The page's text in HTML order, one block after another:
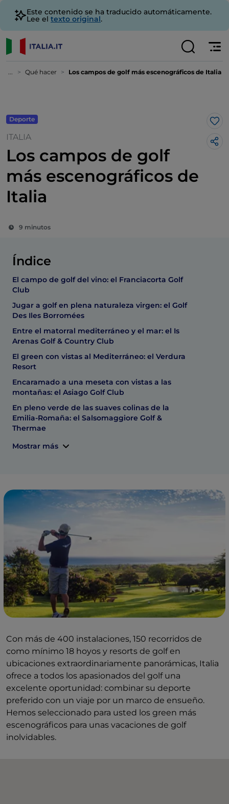
Este contenido se ha traducido automáticamente.
Lee el texto original.
... Qué hacer Los campos de golf más escenográficos de Italia
Deporte
ITALIA
Los campos de golf
más escenográficos de
Italia
9 minutos
Me
Índice
El campo de golf del vino: el Franciacorta Golf
Club
Jugar a golf en plena naturaleza virgen: el Golf
Des Iles Borromées
Entre el matorral mediterráneo y el mar: el Is
Arenas Golf & Country Club
El green con vistas al Mediterráneo: el Verdura
Resort
Encaramado a una meseta con vistas a las
montañas: el Asiago Golf Club
En pleno verde de las suaves colinas de la
Emilia-Romaña: el Salsomaggiore Golf &
Thermae
Mostrar más
Con más de 400 instalaciones, 150 recorridos de
como mínimo 18 hoyos y resorts de golf en
ubicaciones extraordinariamente panorámicas, Italia
ofrece a todos los apasionados del golf una
excelente oportunidad: combinar su deporte
preferido con un viaje por un marco de ensueño.
Hemos seleccionado para usted los green más
escenográficos para unas vacaciones de golf
inolvidables.